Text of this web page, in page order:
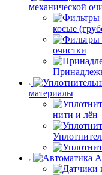
механической
косые
очистки
материалы
нити и лён